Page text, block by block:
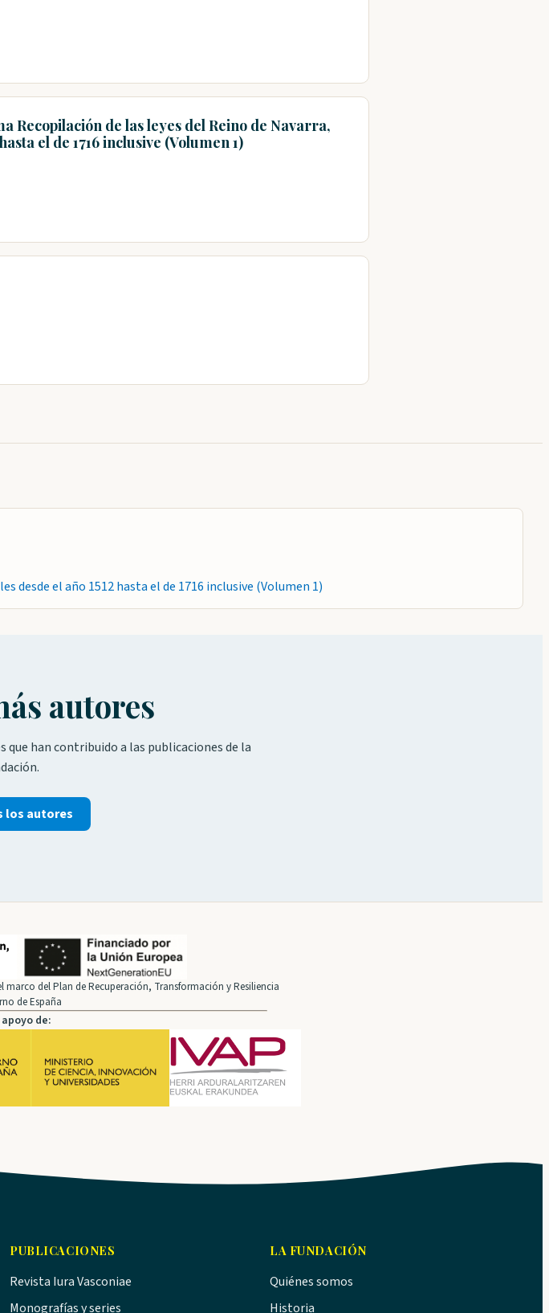
Recopilación de las leyes del Reino de Navarra,
el de 1716 inclusive (Volumen 1)
desde el año 1512 hasta el de 1716 inclusive (Volumen 1)
autores
han contribuido a las publicaciones de la
los autores
del Plan de Recuperación, Transformación y Resiliencia
de España
de:
PUBLICACIONES
Revista Iura Vasconiae
Monografías y series
LA FUNDACIÓN
Quiénes somos
Historia